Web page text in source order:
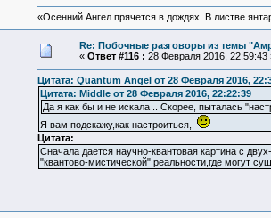
«Осенний Ангел прячется в дождях. В листве
Re: Побочные разговоры из темы
« Ответ #116 : 28 Февраля 2016, 22:59:43
Цитата: Quantum Angel от 28 Февраля 2016,
Цитата: Middle от 28 Февраля 2016, 22:22:39
Да я как бы и не искала .. Скорее, пыталась
Я вам подскажу,как настроиться,
Цитата:
Сначала дается научно-квантовая картина с
"квантово-мистической" реальности,где могут